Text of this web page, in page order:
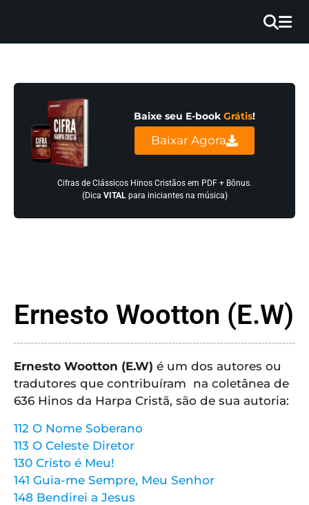
EBOOK
GRÁTIS
GUITAR
CRISTÃOS
TEORIA
MUSICAL
MINI
REVIEW
PLAYBACK
Baixe seu E-book Grátis!
Baixar Agora
Cifras de Clássicos Hinos Cristãos em PDF + Bônus.
(Dica VITALpara iniciantes na música)
Ernesto Wootton (E.W)
Ernesto Wootton (E.W) é um dos autores ou
tradutores que contribuíram na coletânea de
636 Hinos da Harpa Cristã, são de sua autoria:
112 O Nome Soberano
113 O Celeste Diretor
130 Cristo é Meu!
141 Guia-me Sempre, Meu Senhor
148 Bendirei a Jesus